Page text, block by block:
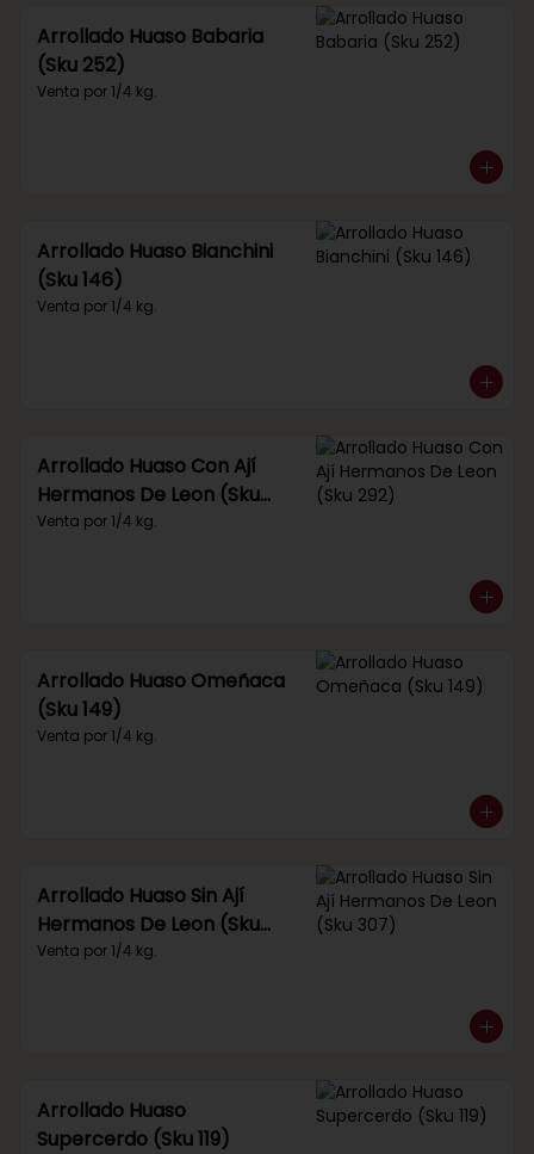
Arrollado Huaso Babaria
(Sku 252)
Venta por 1/4 kg.
Arrollado Huaso Bianchini
(Sku 146)
Venta por 1/4 kg.
Arrollado Huaso Con Ají
Hermanos De Leon (Sku
292)
Venta por 1/4 kg.
Arrollado Huaso Omeñaca
(Sku 149)
Venta por 1/4 kg.
Arrollado Huaso Sin Ají
Hermanos De Leon (Sku
307)
Venta por 1/4 kg.
Arrollado Huaso
Supercerdo (Sku 119)